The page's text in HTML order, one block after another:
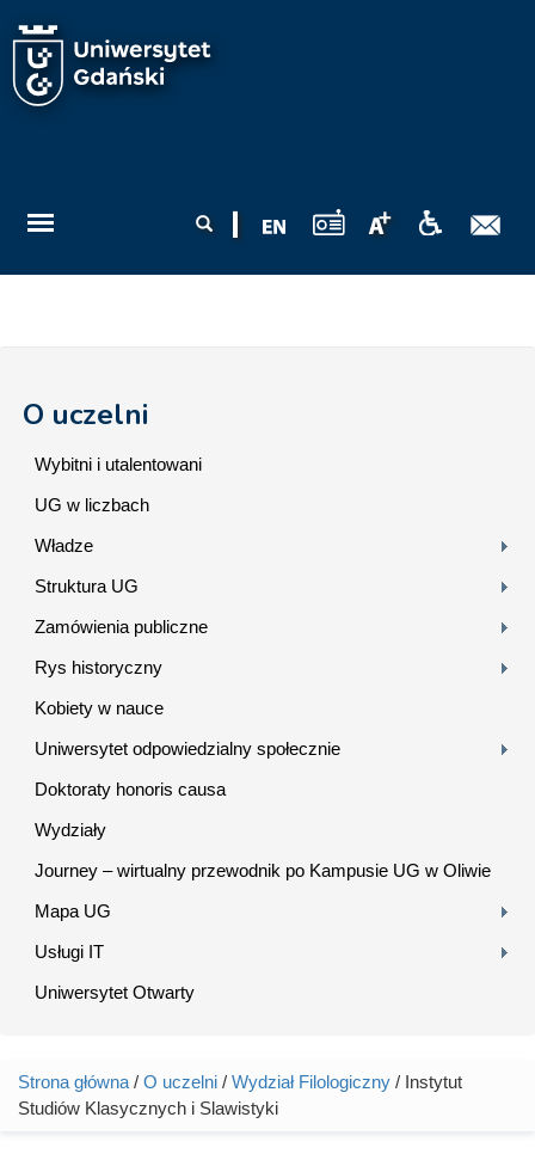
wyszukiwania
O uczelni
Wybitni i utalentowani
UG w liczbach
Władze
Struktura UG
Zamówienia publiczne
Rys historyczny
Kobiety w nauce
Uniwersytet odpowiedzialny społecznie
Doktoraty honoris causa
Wydziały
Journey – wirtualny przewodnik po Kampusie UG w Oliwie
Mapa UG
Usługi IT
Uniwersytet Otwarty
Jesteś tutaj
Strona główna / O uczelni / Wydział Filologiczny / Instytut
Studiów Klasycznych i Slawistyki